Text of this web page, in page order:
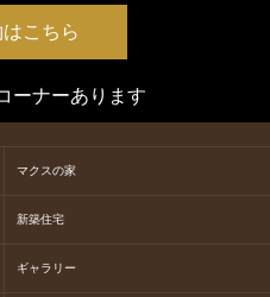
こちら
ーナーあります
マクスの家
新築住宅
ギャラリー